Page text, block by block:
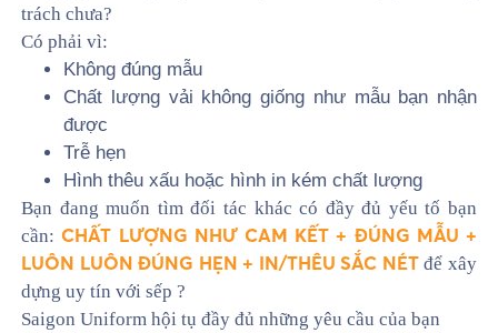
trách chưa?
Có phải vì:
Không đúng mẫu
Chất lượng vải không giống như mẫu bạn nhận
được
Trễ hẹn
Hình thêu xấu hoặc hình in kém chất lượng
Bạn đang muốn tìm đối tác khác có đầy đủ yếu tố bạn
cần:CHẤT LƯỢNG NHƯ CAM KẾT + ĐÚNG MẪU +
LUÔN LUÔN ĐÚNG HẸN + IN/THÊU SẮC NÉTđể xây
dựng uy tín với sếp ?
Saigon Uniform hội tụ đầy đủ những yêu cầu của bạn